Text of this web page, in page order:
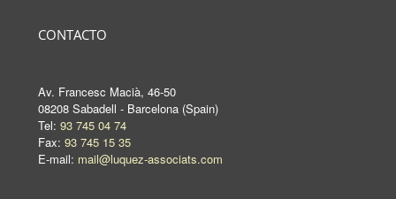
CONTACTO
Av. Francesc Macià, 46-50
08208 Sabadell - Barcelona (Spain)
Tel: 93 745 04 74
Fax: 93 745 15 35
E-mail: mail@luquez-associats.com